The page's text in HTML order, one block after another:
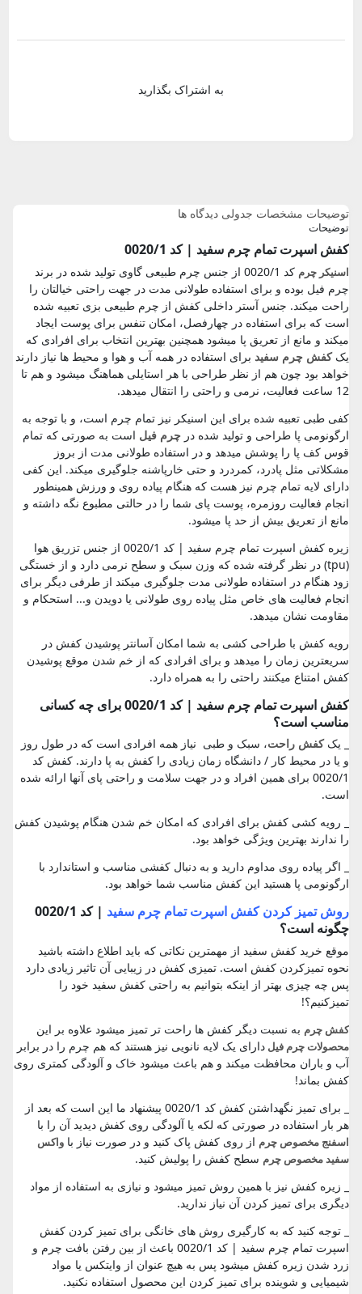
به اشتراک بگذارید
توضیحات مشخصات جدولی دیدگاه ها
توضیحات
کفش اسپرت تمام چرم سفید | کد 0020/1
اسنیکر چرم
کد 0020/1 از جنس چرم طبیعی گاوی تولید شده در برند
چرم فیل بوده و برای استفاده طولانی مدت در جهت راحتی خیالتان را
راحت میکند. جنس آستر داخلی کفش از چرم طبیعی بزی تعبیه شده
است که برای استفاده در چهارفصل، امکان تنفس برای پوست ایجاد
میکند و مانع از تعریق پا میشود همچنین بهترین انتخاب برای افرادی که
یک کفش چرم سفید برای استفاده در همه آب و هوا و محیط ها نیاز دارند
خواهد بود چون هم از نظر طراحی با هر استایلی هماهنگ میشود و هم تا
12 ساعت فعالیت، نرمی و راحتی را انتقال میدهد.
کفی طبی تعبیه شده برای این اسنیکر نیز تمام چرم است، و با توجه به
ارگونومی پا طراحی و تولید شده درچرم فیل است به صورتی که تمام
قوس کف پا را پوشش میدهد و در استفاده طولانی مدت از بروز
مشکلاتی مثل پادرد، کمردرد و حتی خارپاشنه جلوگیری میکند. این کفی
دارای لایه تمام چرم نیز هست که هنگام پیاده روی و ورزش همینطور
انجام فعالیت روزمره، پوست پای شما را در حالتی مطبوع نگه داشته و
مانع از تعریق بیش از حد پا میشود.
زیره کفش اسپرت تمام چرم سفید | کد 0020/1 از جنس تزریق هوا
(tpu) در نظر گرفته شده که وزن سبک و سطح نرمی دارد و از خستگی
زود هنگام در استفاده طولانی مدت جلوگیری میکند از طرفی دیگر برای
انجام فعالیت های خاص مثل پیاده روی طولانی یا دویدن و... استحکام و
مقاومت نشان میدهد.
رویه کفش با طراحی کشی به شما امکان آسانتر پوشیدن کفش در
سریعترین زمان را میدهد و برای افرادی که از خم شدن موقع پوشیدن
کفش امتناع میکنند راحتی را به همراه دارد.
کفش اسپرت تمام چرم سفید | کد 0020/1 برای چه کسانی
مناسب است؟
_ یککفش راحت، سبک و طبی نیاز همه افرادی است که در طول روز
و یا در محیط کار / دانشگاه زمان زیادی را کفش به پا دارند. کفش کد
0020/1 برای همین افراد و در جهت سلامت و راحتی پای آنها ارائه شده
است.
_ رویه کشی کفش برای افرادی که امکان خم شدن هنگام پوشیدن کفش
را ندارند بهترین ویژگی خواهد بود.
_ اگر پیاده روی مداوم دارید و به دنبال کفشی مناسب و استاندارد با
ارگونومی پا هستید این کفش مناسب شما خواهد بود.
روش تمیز کردن کفش اسپرت تمام چرم سفید
| کد 0020/1
چگونه است؟
موقع خرید کفش سفید از مهمترین نکاتی که باید اطلاع داشته باشید
نحوه تمیزکردن کفش است. تمیزی کفش در زیبایی آن تاثیر زیادی دارد
پس چه چیزی بهتر از اینکه بتوانیم به راحتی کفش سفید خود را
تمیزکنیم؟!
کفش چرم به نسبت دیگر کفش ها راحت تر تمیز میشود علاوه بر این
محصولات چرم فیل دارای یک لایه نانویی نیز هستند که هم چرم را در برابر
آب و باران محافظت میکند و هم باعث میشود خاک و آلودگی کمتری روی
کفش بماند!
_ برای تمیز نگهداشتن کفش کد 0020/1 پیشنهاد ما این است که بعد از
هر بار استفاده در صورتی که لکه یا آلودگی روی کفش دیدید آن را با
اسفنج مخصوص چرم از روی کفش پاک کنید و در صورت نیاز باواکس
سفید مخصوص چرم سطح کفش را پولیش کنید.
_ زیره کفش نیز با همین روش تمیز میشود و نیازی به استفاده از مواد
دیگری برای تمیز کردن آن نیاز ندارید.
_ توجه کنید که به کارگیری روش های خانگی برای تمیز کردن کفش
اسپرت تمام چرم سفید | کد 0020/1 باعث از بین رفتن بافت چرم و
زرد شدن زیره کفش میشود پس به هیچ عنوان از وایتکس یا مواد
شیمیایی و شوینده برای تمیز کردن این محصول استفاده نکنید.